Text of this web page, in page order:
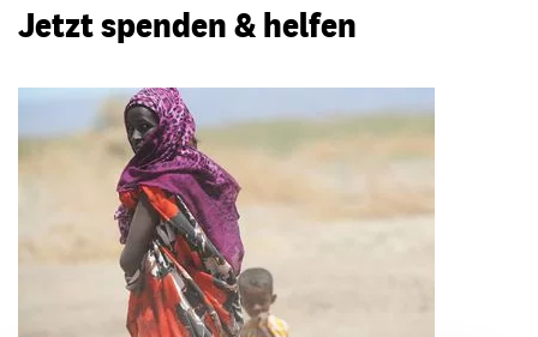
Jetzt spenden & helfen